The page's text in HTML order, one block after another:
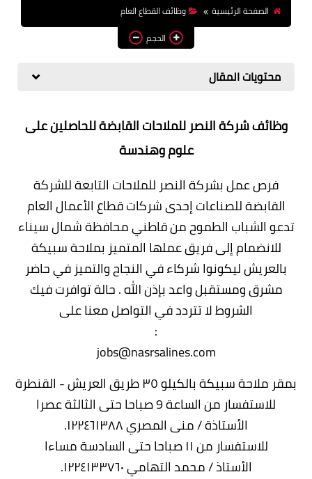
وظائف اعضاء هيئة تدريس
بالجامعات والمعاهد
الصفحة الرئيسية
وظائف القطاع العام
الحجم
محتويات المقال
وظائف شركة النصر للملاحات القابضة للحاصلين على
علوم وهندسة
فرص عمل بشركة النصر للملاحات التابعة للشركة
القابضة للصناعات إحدى شركات قطاع الأعمال العام
تدعو الشباب الطموح من قاطني محافظة شمال سيناء
للانضمام إلى فريق عملها المتميز بملاحة سبيكة
بالعريش ليكونوا شركاء في النجاح والتميز في حاضر
مشرق ومستقبل واعد بإذن الله . حالة توافرت فيك
الشروط لا تتردد في التواصل معنا على
:
jobs@nasrsalines.com
بمقر ملاحة سبيكة بالكيلو ٣٥ طريق العريش - القنطرة
للاستفسار من الساعة 9 صباحا حتى الثالثة عصرا
الأستاذة / منى المصري ١٢٢٤٦١٣٨٨.
للاستفسار من ١١ صباحا حتى السادسة مساءا
الأستاذ / محمد التهامي ١٢٢٤١٣٣٧٦٠.